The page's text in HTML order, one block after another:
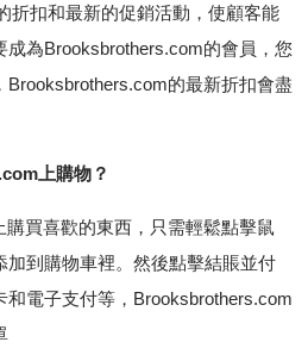
折扣和最新的促銷活動，使顧客能
成為Brooksbrothers.com的會員，您
的最新折扣會盡
上購物？
買喜歡的東西，只需輕鬆點擊鼠
加到購物車裡。然後點擊結賬並付
電子支付等，Brooksbrothers.com